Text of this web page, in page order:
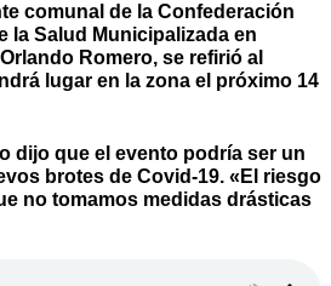
comunal de la Confederación
la Salud Municipalizada en
Romero, se refirió al
lugar en la zona el próximo 14
dijo que el evento podría ser un
brotes de Covid-19. «El riesgo
no tomamos medidas drásticas